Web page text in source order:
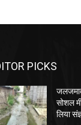
PICKS
सोशल
लिया